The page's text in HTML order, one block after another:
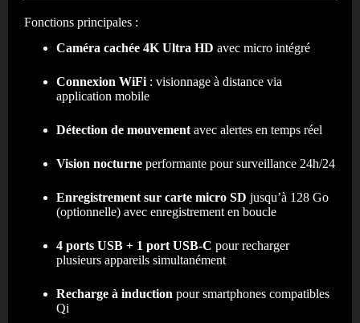
Fonctions principales :
Caméra cachée 4K Ultra HD avec micro intégré
Connexion WiFi : visionnage à distance via
application mobile
Détection de mouvement avec alertes en temps réel
Vision nocturne performante pour surveillance 24h/24
Enregistrement sur carte micro SD jusqu’à 128 Go
(optionnelle) avec enregistrement en boucle
4 ports USB + 1 port USB-C pour recharger
plusieurs appareils simultanément
Recharge à induction pour smartphones compatibles
Qi